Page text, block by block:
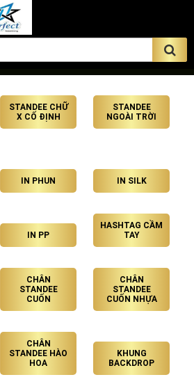
STANDEE CHỮ
X CỐ ĐỊNH
STANDEE
NGOÀI TRỜI
IN PHUN IN SILK
IN PP
HASHTAG CẦM
TAY
CHÂN
STANDEE
CUỐN
CHÂN
STANDEE
CUỐN NHỰA
CHÂN
STANDEE HÀO
HOA
KHUNG
BACKDROP